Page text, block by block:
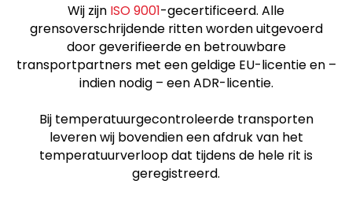
Wij zijn ISO 9001-gecertificeerd. Alle
grensoverschrijdende ritten worden uitgevoerd
door geverifieerde en betrouwbare
transportpartners met een geldige EU-licentie en –
indien nodig – een ADR-licentie.
Bij temperatuurgecontroleerde transporten
leveren wij bovendien een afdruk van het
temperatuurverloop dat tijdens de hele rit is
geregistreerd.